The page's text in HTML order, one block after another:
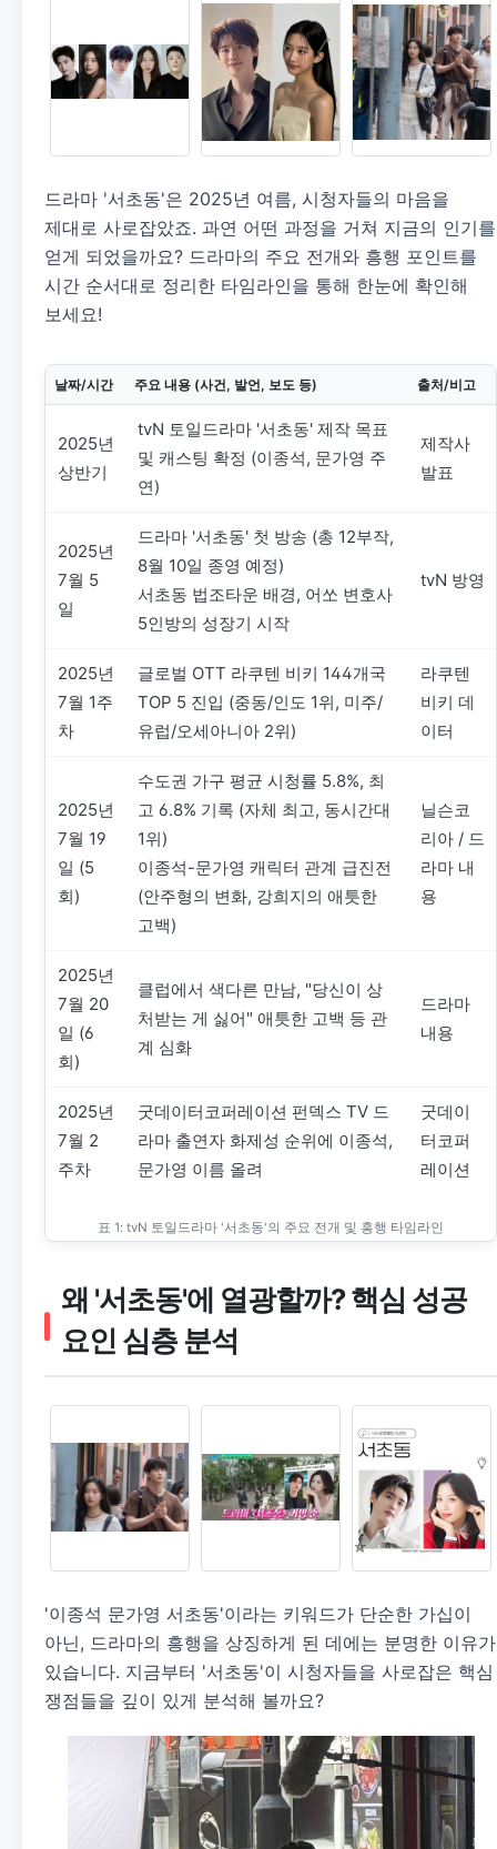
드라마 '서초동'은 2025년 여름, 시청자들의 마음을
제대로 사로잡았죠. 과연 어떤 과정을 거쳐 지금의 인기를
얻게 되었을까요? 드라마의 주요 전개와 흥행 포인트를
시간 순서대로 정리한 타임라인을 통해 한눈에 확인해
보세요!
날짜/시간 주요 내용 (사건, 발언, 보도 등) 출처/비고
2025년
상반기
tvN 토일드라마 '서초동' 제작 목표
및 캐스팅 확정 (이종석, 문가영 주
연)
제작사
발표
2025년
7월 5
일
드라마 '서초동' 첫 방송 (총 12부작,
8월 10일 종영 예정)
서초동 법조타운 배경, 어쏘 변호사
5인방의 성장기 시작
tvN 방영
2025년
7월 1주
차
글로벌 OTT 라쿠텐 비키 144개국
TOP 5 진입 (중동/인도 1위, 미주/
유럽/오세아니아 2위)
라쿠텐
비키 데
이터
2025년
7월 19
일 (5
회)
수도권 가구 평균 시청률 5.8%, 최
고 6.8% 기록 (자체 최고, 동시간대
1위)
이종석-문가영 캐릭터 관계 급진전
(안주형의 변화, 강희지의 애틋한
고백)
닐슨코
리아 / 드
라마 내
용
2025년
7월 20
일 (6
회)
클럽에서 색다른 만남, "당신이 상
처받는 게 싫어" 애틋한 고백 등 관
계 심화
드라마
내용
2025년
7월 2
주차
굿데이터코퍼레이션 펀덱스 TV 드
라마 출연자 화제성 순위에 이종석,
문가영 이름 올려
굿데이
터코퍼
레이션
표 1: tvN 토일드라마 '서초동'의 주요 전개 및 흥행 타임라인
왜 '서초동'에 열광할까? 핵심 성공
요인 심층 분석
'이종석 문가영 서초동'이라는 키워드가 단순한 가십이
아닌, 드라마의 흥행을 상징하게 된 데에는 분명한 이유가
있습니다. 지금부터 '서초동'이 시청자들을 사로잡은 핵심
쟁점들을 깊이 있게 분석해 볼까요?